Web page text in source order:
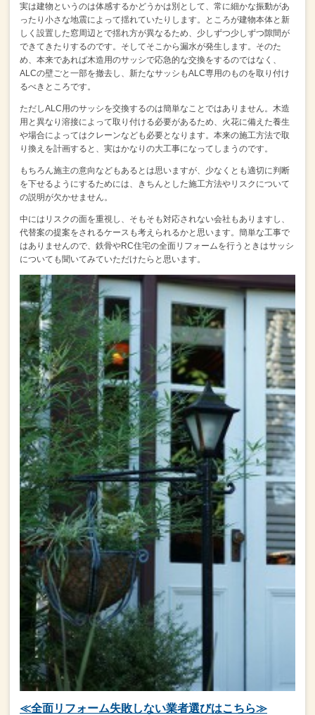
実は建物というのは体感するかどうかは別として、 常に細かな振動があ
ったり小さな地震によって揺れていたりします。
ところが建物本体と新
しく設置した窓周辺とで揺れ方が異なるため、 少しずつ少しずつ隙間が
できてきたりするのです。 そしてそこから漏水が発生します。 そのた
め、本来であれば木造用のサッシで応急的な交換をするのではなく、
ALCの壁ごと一部を撤去し、新たなサッシもALC専用のものを取り付け
るべきところです。
ただしALC用のサッシを交換するのは簡単なことではありません。 木造
用と異なり溶接によって取り付ける必要があるため、 火花に備えた養生
や場合によってはクレーンなども必要となります。 本来の施工方法で取
り換えを計画すると、実はかなりの大工事になってしまうのです。
もちろん施主の意向などもあるとは思いますが、 少なくとも適切に判断
を下せるようにするためには、
きちんとした施工方法やリスクについて
の説明が欠かせません。
中にはリスクの面を重視し、そもそも対応されない会社もありますし、
代替案の提案をされるケースも考えられるかと思います。 簡単な工事で
はありませんので、 鉄骨やRC住宅の全面リフォームを行うときはサッシ
についても聞いてみていただけたらと思います。
≪全面リフォーム失敗しない業者選びはこちら≫